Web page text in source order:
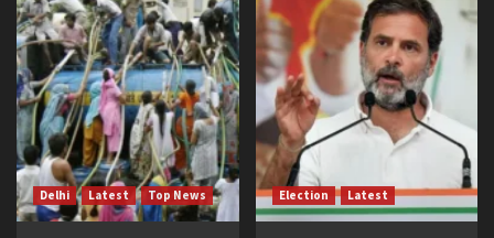
Delhi Latest Top News Election Latest